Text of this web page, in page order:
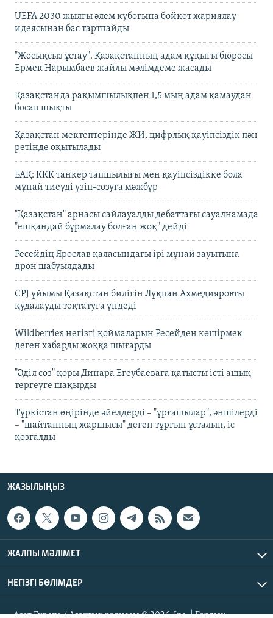
UEFA 2030 жылғы әлем кубогына бойкот жариялау
идеясынан бас тартпайды
"Жосықсыз ұстау". Қазақстанның адам құқығы бюросы
Ермек Нарымбаев жайлы мәлімдеме жасады
Қазақстанда рақымшылықпен 1,5 мың адам қамаудан
босап шықты
Қазақстан мектептерінде ЖИ, цифрлық қауіпсіздік пән
ретінде оқытылады
БАҚ: КҚК танкер тапшылығы мен қауіпсіздікке бола
мұнай тиеуді үзіп-созуға мәжбүр
"Қазақстан" арнасы сайлауалды дебаттағы сауалнамада
"ешқандай бұрмалау болған жоқ" дейді
Ресейдің Ярослав қаласындағы ірі мұнай зауытына
дрон шабуылдады
CPJ ұйымы Қазақстан билігін Лұқпан Ахмедияровты
қудалауды тоқтатуға үндеді
Wildberries негізгі қоймаларын Ресейден көшірмек
деген хабарды жоққа шығарды
"Әділ сөз" қоры Динара Егеубаеваға қатысты істі ашық
тергеуге шақырды
Түркістан өңірінде әйелдерді – "ұрғашылар", әншілерді
– "шайтанның жаршысы" деген тұрғын ұсталып, іс
қозғалды
ЖАЗЫЛЫҢЫЗ
ЖАЛПЫ МӘЛІМЕТ
НЕГІЗГІ БӨЛІМДЕР
Азат Еуропа / Азаттық радиосы © 2026, Inc. | Барлық